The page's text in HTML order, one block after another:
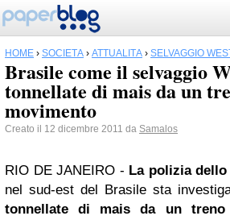
HOME › SOCIETÀ › ATTUALITÀ › SELVAGGIO
Brasile come il selvaggio
tonnellate di mais da un
movimento
Creato il 12 dicembre 2011 da Samalos
RIO DE JANEIRO - La polizia
nel sud-est del Brasile sta
tonnellate di mais da un treno